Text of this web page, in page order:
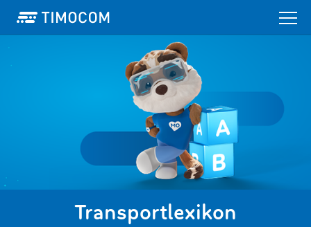
Transportlexikon